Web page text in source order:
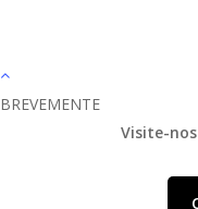
BREVEMENTE
Visite-